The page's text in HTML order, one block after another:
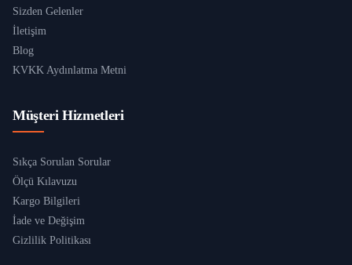
Sizden Gelenler
İletişim
Blog
KVKK Aydınlatma Metni
Müşteri Hizmetleri
Sıkça Sorulan Sorular
Ölçü Kılavuzu
Kargo Bilgileri
İade ve Değişim
Gizlilik Politikası